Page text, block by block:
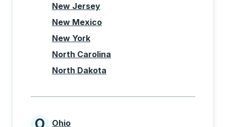
New Jersey
New Mexico
New York
North Carolina
North Dakota
O
Ohio